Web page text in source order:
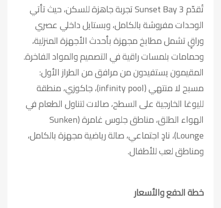
تُقدّم Sunset Bay 3 تجربة جاهزة للسكن، حيث تأتي
الوحدات مفروشة بالكامل، وبستايل داخلي عصري
وراقٍ تشمل مطابخ مجهزة بأحدث الأجهزة المنزلية،
وحمامات بلمسات راقية في التصميم والمواد الفاخرة.
المقيمون يستفيدون من مرافق من الطراز الأول:
مسبح لا منتهي (infinity pool)، جاكوزي، منطقة
لليوغا الخارجية على السطح، صالات لتناول الطعام في
الهواء الطلق، مناطق جلوس غامرة (Sunken
Lounge)، نادٍ اجتماعي، صالة رياضية مجهزة بالكامل،
ومناطق لعب للأطفال.
خطة الدفع والأسعار